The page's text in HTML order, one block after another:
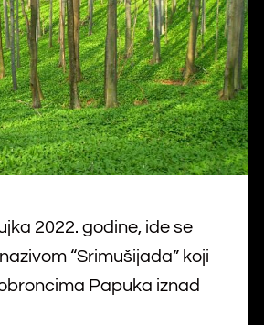
2022. godine, ide se
“Srimušijada” koji
Papuka iznad